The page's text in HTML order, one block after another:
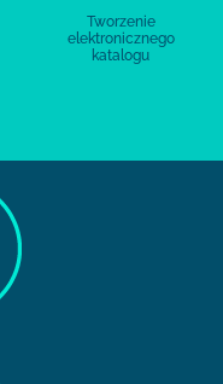
Tworzenie
elektronicznego
katalogu